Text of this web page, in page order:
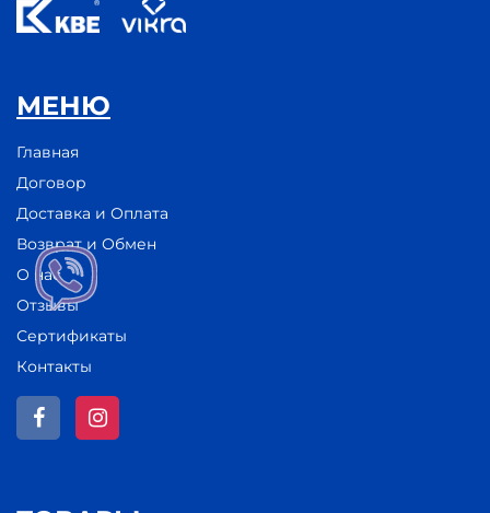
МЕНЮ
Главная
Договор
Доставка и Оплата
Возврат и Обмен
О нас
Отзывы
Сертификаты
Контакты